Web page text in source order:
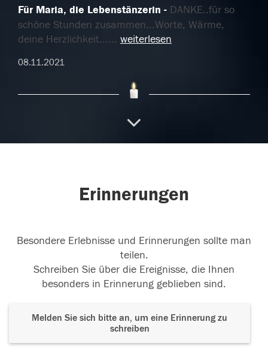
Für Maria, die Lebenstänzerin
DANKE..für so
schöne Stunden zusammen...Worte, Wärme,
deine Herzlichkeit...... weiterlesen
08.11.2021
Liebe Maria, erst Ende September habe
weiterlesen
06.11.2021
Erinnerungen
Besondere Erlebnisse und Erinnerungen sollte man
teilen.
Schreiben Sie über die Ereignisse, die Ihnen
besonders in Erinnerung geblieben sind.
Melden Sie sich bitte an, um eine Erinnerung zu
schreiben